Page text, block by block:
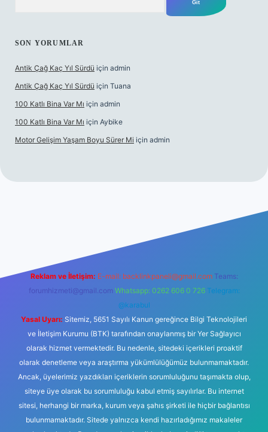
SON YORUMLAR
Antik Çağ Kaç Yıl Sürdü için admin
Antik Çağ Kaç Yıl Sürdü için Tuana
100 Katlı Bina Var Mı için admin
100 Katlı Bina Var Mı için Aybike
Motor Gelişim Yaşam Boyu Sürer Mi için admin
Reklam ve İletişim: E-mail: backlinkpaneli@gmail.com Teams:
forumhizmeti@gmail.com Whatsapp: 0262 606 0 726 Telegram:
@karabul
Yasal Uyarı: Sitemiz, 5651 Sayılı Kanun gereğince Bilgi Teknolojileri
ve İletişim Kurumu (BTK) tarafından onaylanmış bir Yer Sağlayıcı
olarak hizmet vermektedir. Bu nedenle, sitedeki içerikleri proaktif
olarak denetleme veya araştırma yükümlülüğümüz bulunmamaktadır.
Ancak, üyelerimiz yazdıkları içeriklerin sorumluluğunu taşımakta olup,
siteye üye olarak bu sorumluluğu kabul etmiş sayılırlar. Bu internet
sitesi, herhangi bir marka, kurum veya şahıs şirketi ile hiçbir bağlantısı
bulunmamaktadır. Sitede yalnızca kendi hazırladığımız makaleler